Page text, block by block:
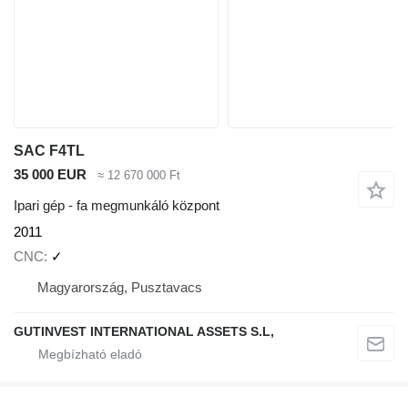
SAC F4TL
35 000 EUR
≈ 12 670 000 Ft
Ipari gép - fa megmunkáló központ
2011
CNC
✓
Magyarország, Pusztavacs
GUTINVEST INTERNATIONAL ASSETS S.L,